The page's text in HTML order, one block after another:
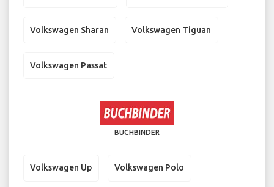
Volkswagen Sharan Volkswagen Tiguan
Volkswagen Passat
BUCHBINDER
Volkswagen Up Volkswagen Polo